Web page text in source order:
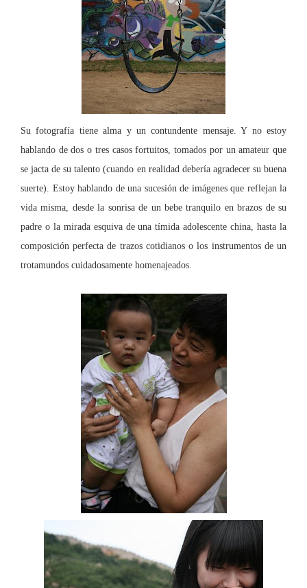
Su fotografía tiene alma y un contundente mensaje. Y no estoy
hablando de dos o tres casos fortuitos, tomados por un amateur que
se jacta de su talento (cuando en realidad debería agradecer su buena
suerte). Estoy hablando de una sucesión de imágenes que reflejan la
vida misma, desde la sonrisa de un bebe tranquilo en brazos de su
padre o la mirada esquiva de una tímida adolescente china, hasta la
composición perfecta de trazos cotidianos o los instrumentos de un
trotamundos cuidadosamente homenajeados.